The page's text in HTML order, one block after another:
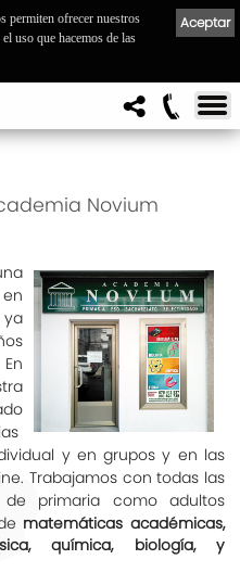
Novium
ya
y en grupos y en las
Trabajamos con todas las
primaria como adultos
matemáticas académicas,
química, biología, y
Aceptar
permiten ofrecer nuestros
uso que hacemos de las